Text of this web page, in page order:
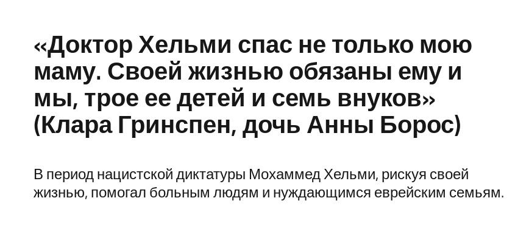
«Доктор Хельми спас не только мою
маму. Своей жизнью обязаны ему и
мы, трое ее детей и семь внуков»
(Клара Гринспен, дочь Анны Борос)
В период нацистской диктатуры Мохаммед Хельми, рискуя своей
жизнью, помогал больным людям и нуждающимся еврейским семьям.